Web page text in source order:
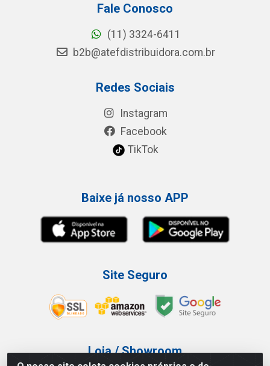
Fale Conosco
(11) 3324-6411
b2b@atefdistribuidora.com.br
Redes Sociais
Instagram
Facebook
TikTok
Baixe já nosso APP
Site Seguro
Loja / Showroom